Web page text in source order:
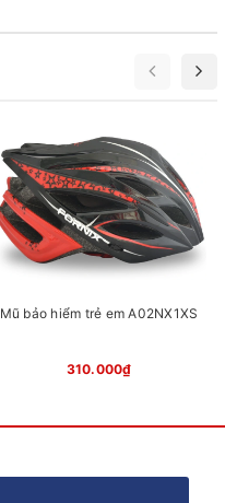
Mũ bảo hiểm trẻ em A02NX1XS
310.000₫